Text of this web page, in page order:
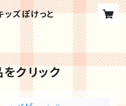
ズぽけっと
クリック